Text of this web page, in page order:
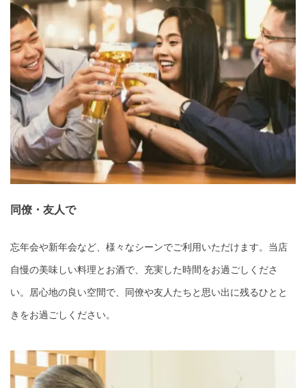
同僚・友人で
忘年会や新年会など、様々なシーンでご利用いただけます。当店
自慢の美味しい料理とお酒で、充実した時間をお過ごしくださ
い。居心地の良い空間で、同僚や友人たちと思い出に残るひとと
きをお過ごしください。